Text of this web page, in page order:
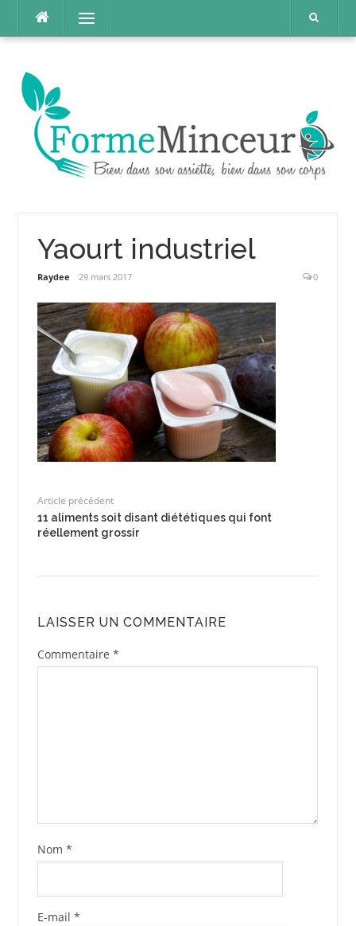
contenu
Menu
Yaourt industriel
Raydee 29 mars 2017 0
Article précédent
11 aliments soit disant diététiques qui font
réellement grossir
LAISSER UN COMMENTAIRE
Commentaire *
Nom *
E-mail *